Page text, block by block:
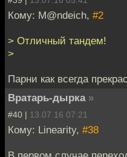
Кому: M@ndeich, #2
> Отличный тандем!
>
Парни как всегда
Вратарь-дырка »
#40 | 13.07.16 07:21
Кому: Linearity, #38